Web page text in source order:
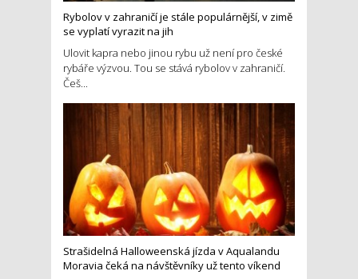
Rybolov v zahraničí je stále populárnější, v zimě
se vyplatí vyrazit na jih
Ulovit kapra nebo jinou rybu už není pro české
rybáře výzvou. Tou se stává rybolov v zahraničí.
Češ...
Strašidelná Halloweenská jízda v Aqualandu
Moravia čeká na návštěvníky už tento víkend